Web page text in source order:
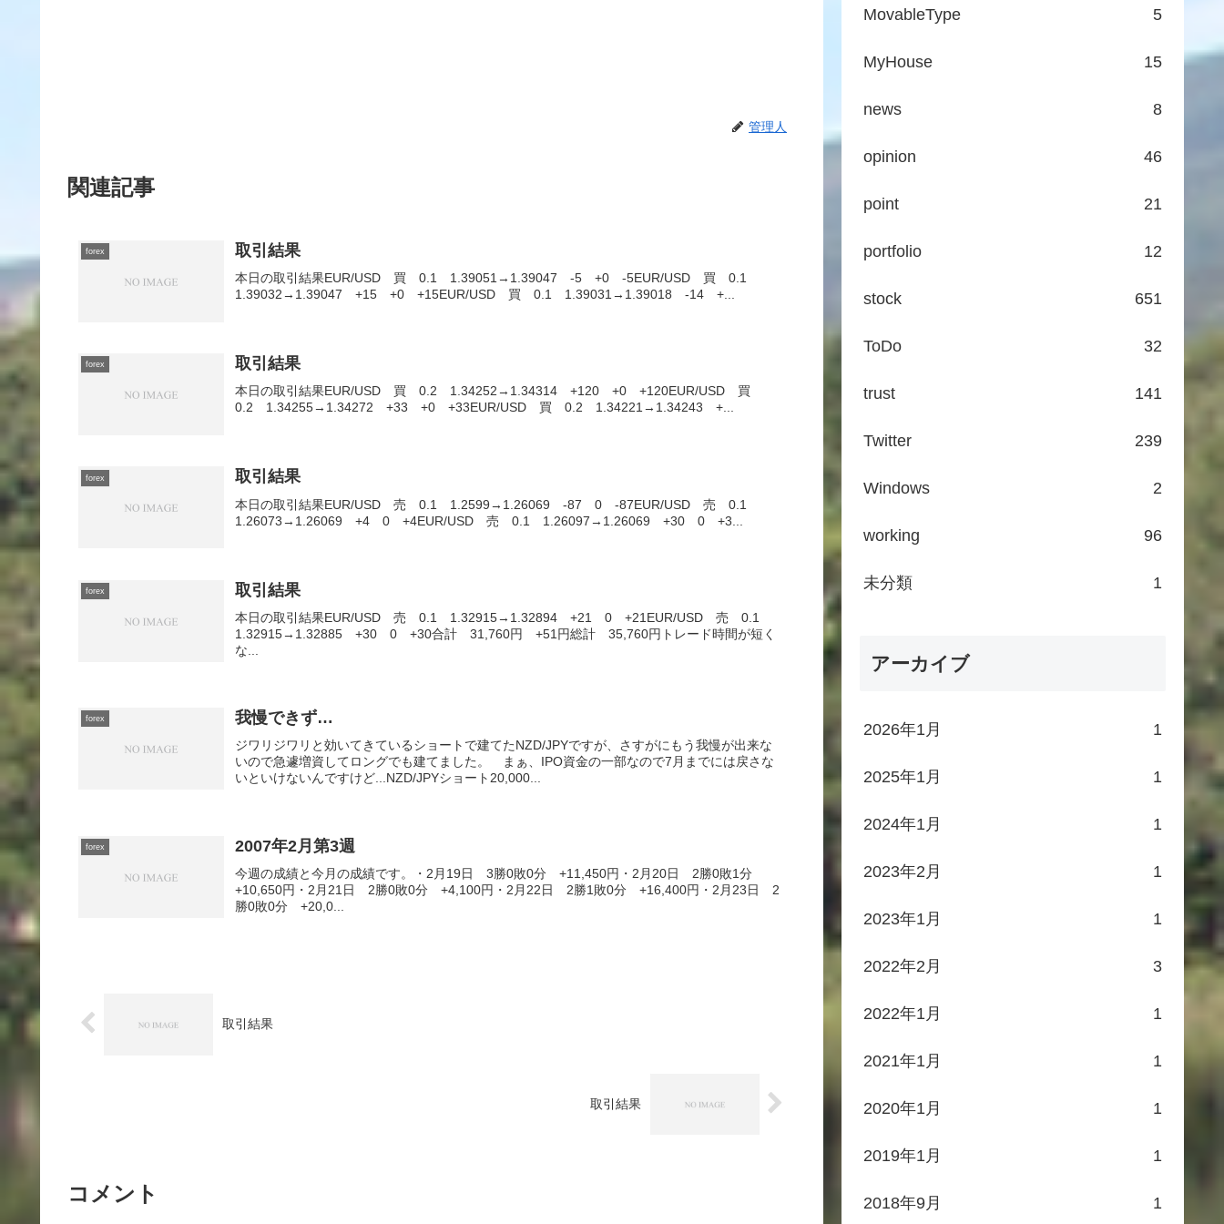
管理人
関連記事
forex 取引結果
本日の取引結果EUR/USD 買 0.1 1.39051→1.39047 -5 +0 -5EUR/USD 買 0.1
1.39032→1.39047 +15 +0 +15EUR/USD 買 0.1 1.39031→1.39018 -14 +...
forex 取引結果
本日の取引結果EUR/USD 買 0.2 1.34252→1.34314 +120 +0 +120EUR/USD 買
0.2 1.34255→1.34272 +33 +0 +33EUR/USD 買 0.2 1.34221→1.34243 +...
forex 取引結果
本日の取引結果EUR/USD 売 0.1 1.2599→1.26069 -87 0 -87EUR/USD 売 0.1
1.26073→1.26069 +4 0 +4EUR/USD 売 0.1 1.26097→1.26069 +30 0 +3...
forex 取引結果
本日の取引結果EUR/USD 売 0.1 1.32915→1.32894 +21 0 +21EUR/USD 売 0.1
1.32915→1.32885 +30 0 +30合計 31,760円 +51円総計 35,760円トレード時間が短く
な...
forex 我慢できず…
ジワリジワリと効いてきているショートで建てたNZD/JPYですが、さすがにもう我慢が出来な
いので急遽増資してロングでも建てました。 まぁ、IPO資金の一部なので7月までには戻さな
いといけないんですけど...NZD/JPYショート20,000...
forex 2007年2月第3週
今週の成績と今月の成績です。・2月19日 3勝0敗0分 +11,450円・2月20日 2勝0敗1分
+10,650円・2月21日 2勝0敗0分 +4,100円・2月22日 2勝1敗0分 +16,400円・2月23日 2
勝0敗0分 +20,0...
取引結果
取引結果
コメント
MovableType 5
MyHouse 15
news 8
opinion 46
point 21
portfolio 12
stock 651
ToDo 32
trust 141
Twitter 239
Windows 2
working 96
未分類 1
アーカイブ
2026年1月 1
2025年1月 1
2024年1月 1
2023年2月 1
2023年1月 1
2022年2月 3
2022年1月 1
2021年1月 1
2020年1月 1
2019年1月 1
2018年9月 1